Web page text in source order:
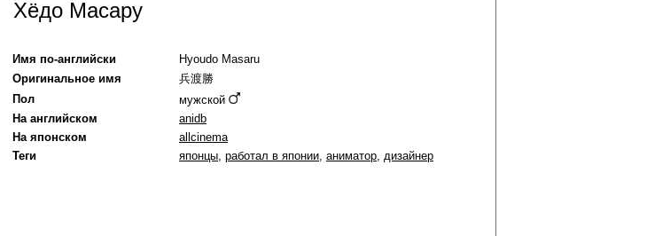
Хёдо Масару
Имя по-английски
Hyoudo Masaru
Оригинальное имя
兵渡勝
Пол
мужской
На английском
anidb
На японском
allcinema
Теги
японцы, работал в японии, аниматор, дизайнер